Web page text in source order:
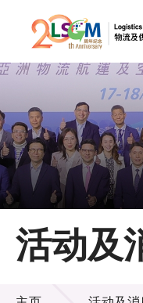
跳到内容
主页
关于LSCM
技术商品化
活动及
活动及消息